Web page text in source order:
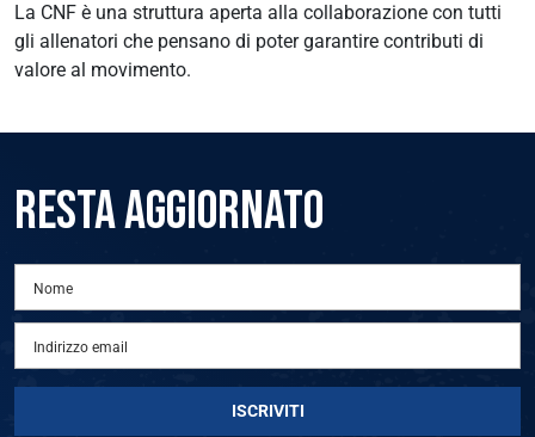
La CNF è una struttura aperta alla collaborazione con tutti
gli allenatori che pensano di poter garantire contributi di
valore al movimento.
RESTA AGGIORNATO